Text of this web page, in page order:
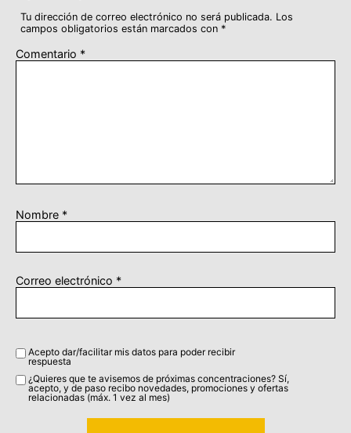
Tu dirección de correo electrónico no será publicada. Los
campos obligatorios están marcados con *
Comentario *
Nombre *
Correo electrónico *
Acepto dar/facilitar mis datos para poder recibir
respuesta
¿Quieres que te avisemos de próximas concentraciones? Sí,
acepto, y de paso recibo novedades, promociones y ofertas
relacionadas (máx. 1 vez al mes)